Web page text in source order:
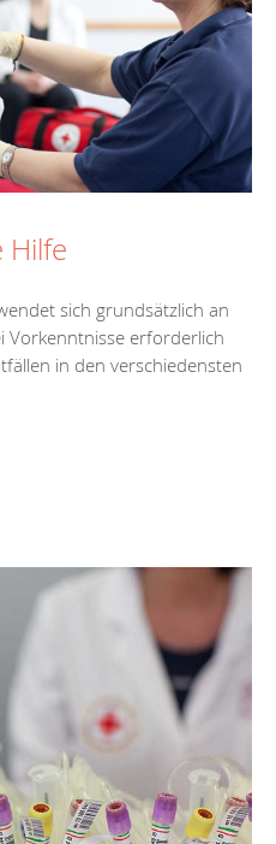
Hilfe
sich grundsätzlich an
Vorkenntnisse erforderlich
in den verschiedensten